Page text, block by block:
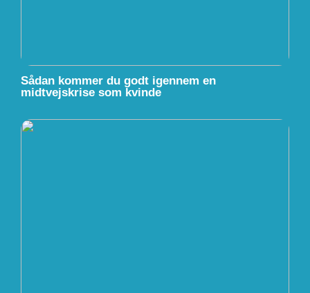
Sådan kommer du godt igennem en
midtvejskrise som kvinde